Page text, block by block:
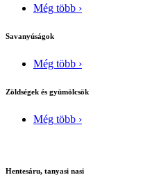
Még több ›
Savanyúságok
Még több ›
Zöldségek és gyümölcsök
Még több ›
Hentesáru, tanyasi nasi